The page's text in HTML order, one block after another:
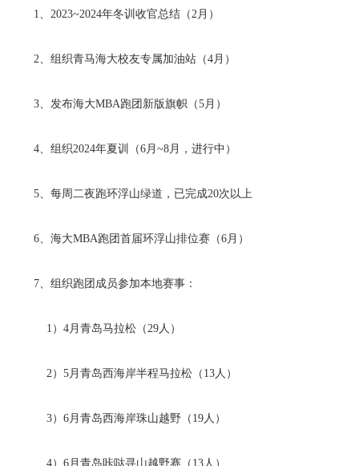
1、2023~2024年冬训收官总结（2月）
2、组织青马海大校友专属加油站（4月）
3、发布海大MBA跑团新版旗帜（5月）
4、组织2024年夏训（6月~8月，进行中）
5、每周二夜跑环浮山绿道，已完成20次以上
6、海大MBA跑团首届环浮山排位赛（6月）
7、组织跑团成员参加本地赛事：
1）4月青岛马拉松（29人）
2）5月青岛西海岸半程马拉松（13人）
3）6月青岛西海岸珠山越野（19人）
4）6月青岛咔哒寻山越野赛（13人）